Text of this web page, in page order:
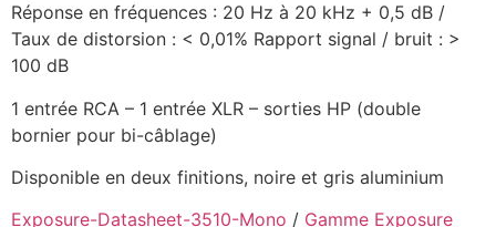
Réponse en fréquences : 20 Hz à 20 kHz + 0,5 dB /
Taux de distorsion : < 0,01% Rapport signal / bruit : >
100 dB
1 entrée RCA – 1 entrée XLR – sorties HP (double
bornier pour bi-câblage)
Disponible en deux finitions, noire et gris aluminium
Exposure-Datasheet-3510-Mono / Gamme Exposure